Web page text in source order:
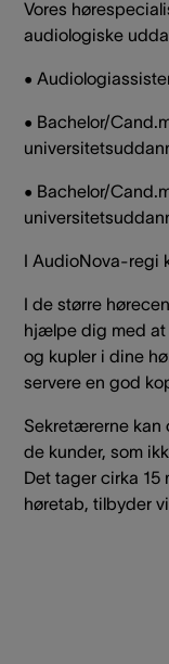
Vores
audiologiske
•
• Bachelor/
• Bachelor/
I AudioNova-regi
I de større
hjælpe dig med at
og kupler i dine
servere en god
Sekretærerne kan
de kunder, som
Det tager cirka 15
høretab, tilbyder